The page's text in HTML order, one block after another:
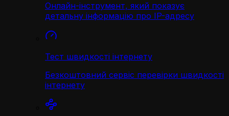
Онлайн-інструмент, який показує
детальну інформацію про IP-адресу
Тест швидкості інтернету
Безкоштовний сервіс перевірки швидкості
інтернету